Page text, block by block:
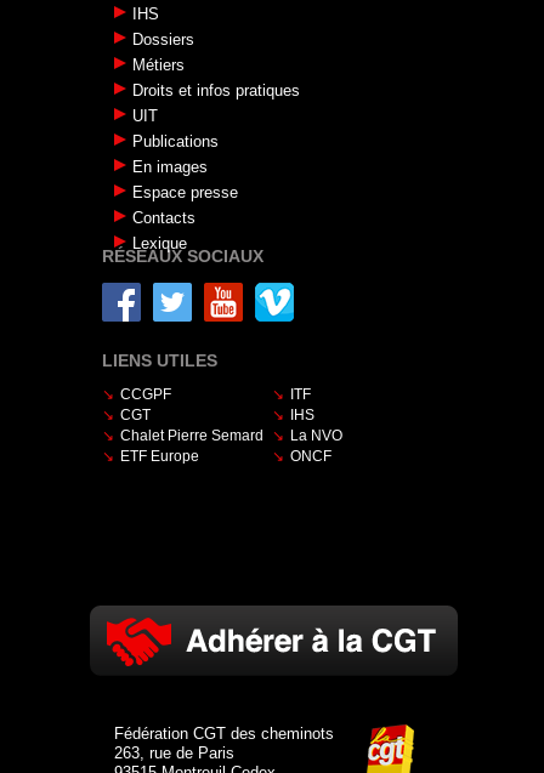
IHS
Dossiers
Métiers
Droits et infos pratiques
UIT
Publications
En images
Espace presse
Contacts
Lexique
RÉSEAUX SOCIAUX
LIENS UTILES
CCGPF
CGT
Chalet Pierre Semard
ETF Europe
ITF
IHS
La NVO
ONCF
Fédération CGT des cheminots
263, rue de Paris